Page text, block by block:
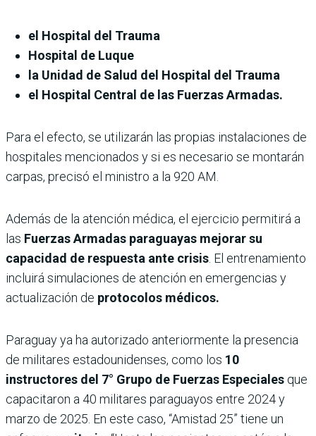
el Hospital del Trauma
Hospital de Luque
la Unidad de Salud del Hospital del Trauma
el Hospital Central de las Fuerzas Armadas.
Para el efecto, se utilizarán las propias instalaciones de
hospitales mencionados y si es necesario se montarán
carpas, precisó el ministro a la 920 AM.
Además de la atención médica, el ejercicio permitirá a
las Fuerzas Armadas paraguayas mejorar su
capacidad de respuesta ante crisis . El entrenamiento
incluirá simulaciones de atención en emergencias y
actualización de protocolos médicos.
Paraguay ya ha autorizado anteriormente la presencia
de militares estadounidenses, como los 10
instructores del 7° Grupo de Fuerzas Especiales que
capacitaron a 40 militares paraguayos entre 2024 y
marzo de 2025. En este caso, “Amistad 25” tiene un